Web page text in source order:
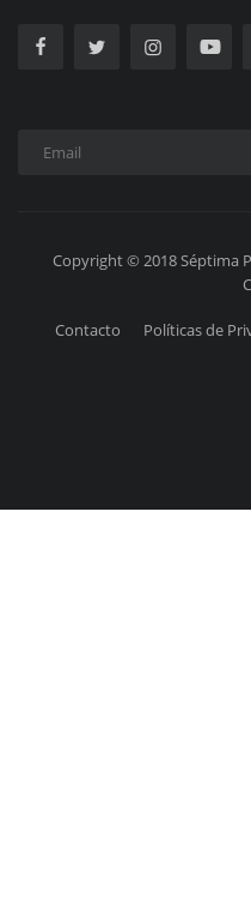
Copyright © 2018 Séptima
Contacto Políticas de